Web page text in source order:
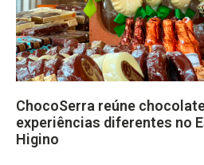
ChocoSerra reúne
experiências diferentes no
Higino